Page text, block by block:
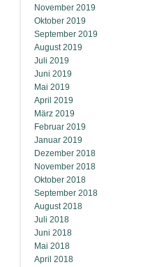
November 2019
Oktober 2019
September 2019
August 2019
Juli 2019
Juni 2019
Mai 2019
April 2019
März 2019
Februar 2019
Januar 2019
Dezember 2018
November 2018
Oktober 2018
September 2018
August 2018
Juli 2018
Juni 2018
Mai 2018
April 2018